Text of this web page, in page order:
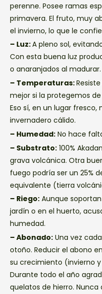
perenne. Posee ramas
primavera. El fruto, muy
el invierno, lo que le
– Luz:A pleno sol,
Con esta buena luz
o anaranjados al madurar.
– Temperaturas:
mejor si la protegemos
Eso sí, en un lugar
invernadero cálido.
– Humedad: No hace
– Substrato: 100%
grava volcánica. Otra
fuego podría ser un 25%
equivalente (tierra
– Riego: Aunque
jardín o en el huerto,
humedad.
– Abonado: Una vez
otoño. Reducir el abono
su crecimiento (invierno
Durante todo el año
quelatos de hierro.